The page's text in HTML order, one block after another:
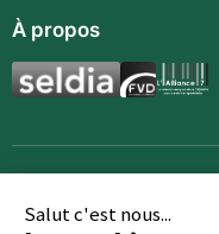
Salut c'est nous...
Compléments
Boissons techniques
Communauté
Magazine
À propos
Qui sommes-nous ?